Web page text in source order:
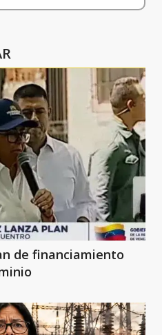
de financiamiento